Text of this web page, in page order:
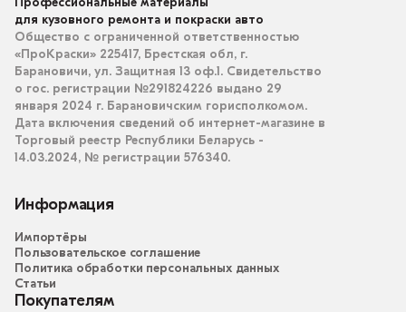
Профессиональные материалы
для кузовного ремонта и покраски авто
Общество с ограниченной ответственностью
«ПроКраски» 225417, Брестская обл, г.
Барановичи, ул. Защитная 13 оф.1. Свидетельство
о гос. регистрации №291824226 выдано 29
января 2024 г. Барановичским горисполкомом.
Дата включения сведений об интернет-магазине в
Торговый реестр Республики Беларусь -
14.03.2024, № регистрации 576340.
Информация
Импортёры
Пользовательское соглашение
Политика обработки персональных данных
Статьи
Покупателям